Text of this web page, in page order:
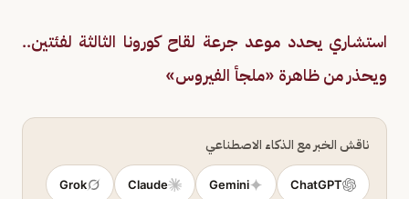
استشاري يحدد موعد جرعة لقاح كورونا الثالثة لفئتين..
ويحذر من ظاهرة «ملجأ الفيروس»
ناقش الخبر مع الذكاء الاصطناعي
ChatGPT
Gemini
Claude
Grok